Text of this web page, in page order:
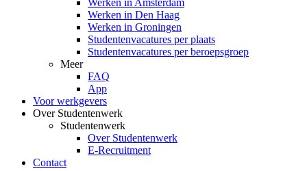
Werken in Amsterdam
Werken in Den Haag
Werken in Groningen
Studentenvacatures per plaats
Studentenvacatures per beroepsgroep
Meer
FAQ
App
Voor werkgevers
Over Studentenwerk
Studentenwerk
Over Studentenwerk
E-Recruitment
Contact